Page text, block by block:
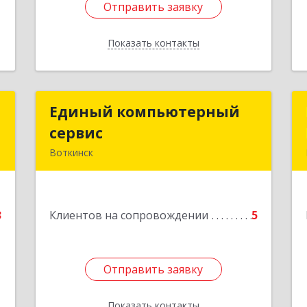
Отправить заявку
Показать контакты
Отправить заявку
Назад
Единый компьютерный
сервис
Воткинск
Клиентов на сопровождении 5
Отправить заявку
Единый компьютерный
Отправить заявку